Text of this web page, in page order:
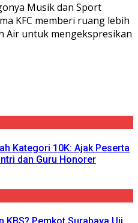
Musik dan Sport
KFC memberi ruang lebih
Air untuk mengekspresikan
Kategori 10K: Ajak Peserta
dan Guru Honorer